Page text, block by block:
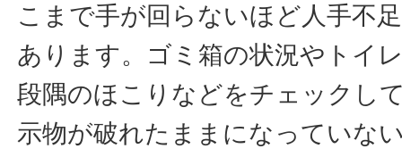
こまで手が回らないほど人手不
あります。ゴミ箱の状況やトイ
段隅のほこりなどをチェックし
示物が破れたままになっていな